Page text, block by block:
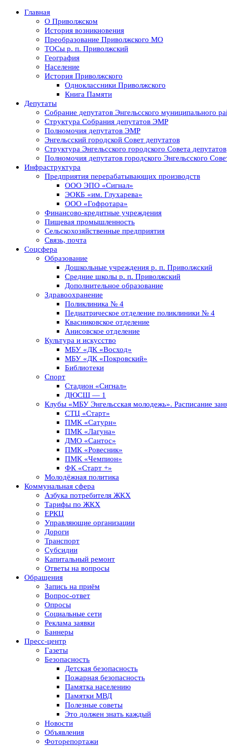
Главная
О Приволжском
История возникновения
Преобразование Приволжского МО
ТОСы р. п. Приволжский
География
Население
История Приволжского
Одноклассники Приволжского
Книга Памяти
Депутаты
Собрание депутатов Энгельсского муниципального
Структура Собрания депутатов ЭМР
Полномочия депутатов ЭМР
Энгельсский городской Совет депутатов
Структура Энгельсского городского Совета депутатов
Полномочия депутатов городского Энгельсского
Инфраструктура
Предприятия перерабатывающих производств
ООО ЭПО «Сигнал»
ЭОКБ «им. Глухарева»
ООО «Гофротара»
Финансово-кредитные учреждения
Пищевая промышленность
Сельскохозяйственные предприятия
Связь, почта
Соцсфера
Образование
Дошкольные учреждения р. п. Приволжский
Средние школы р. п. Приволжский
Дополнительное образование
Здравоохранение
Поликлиника № 4
Педиатрическое отделение поликлиники № 4
Квасниковское отделение
Анисовское отделение
Культура и искусство
МБУ «ДК «Восход»
МБУ «ДК «Покровский»
Библиотеки
Спорт
Стадион «Сигнал»
ДЮСШ — 1
Клубы «МБУ Энгельсская молодежь». Расписание
СТЦ «Старт»
ПМК «Сатурн»
ПМК «Лагуна»
ДМО «Сантос»
ПМК «Ровесник»
ПМК «Чемпион»
ФК «Старт +»
Молодёжная политика
Коммунальная сфера
Азбука потребителя ЖКХ
Тарифы по ЖКХ
ЕРКЦ
Управляющие организации
Дороги
Транспорт
Субсидии
Капитальный ремонт
Ответы на вопросы
Обращения
Запись на приём
Вопрос-ответ
Опросы
Социальные сети
Реклама заявки
Баннеры
Пресс-центр
Газеты
Безопасность
Детская безопасность
Пожарная безопасность
Памятка населению
Памятки МВД
Полезные советы
Это должен знать каждый
Новости
Объявления
Фоторепортажи